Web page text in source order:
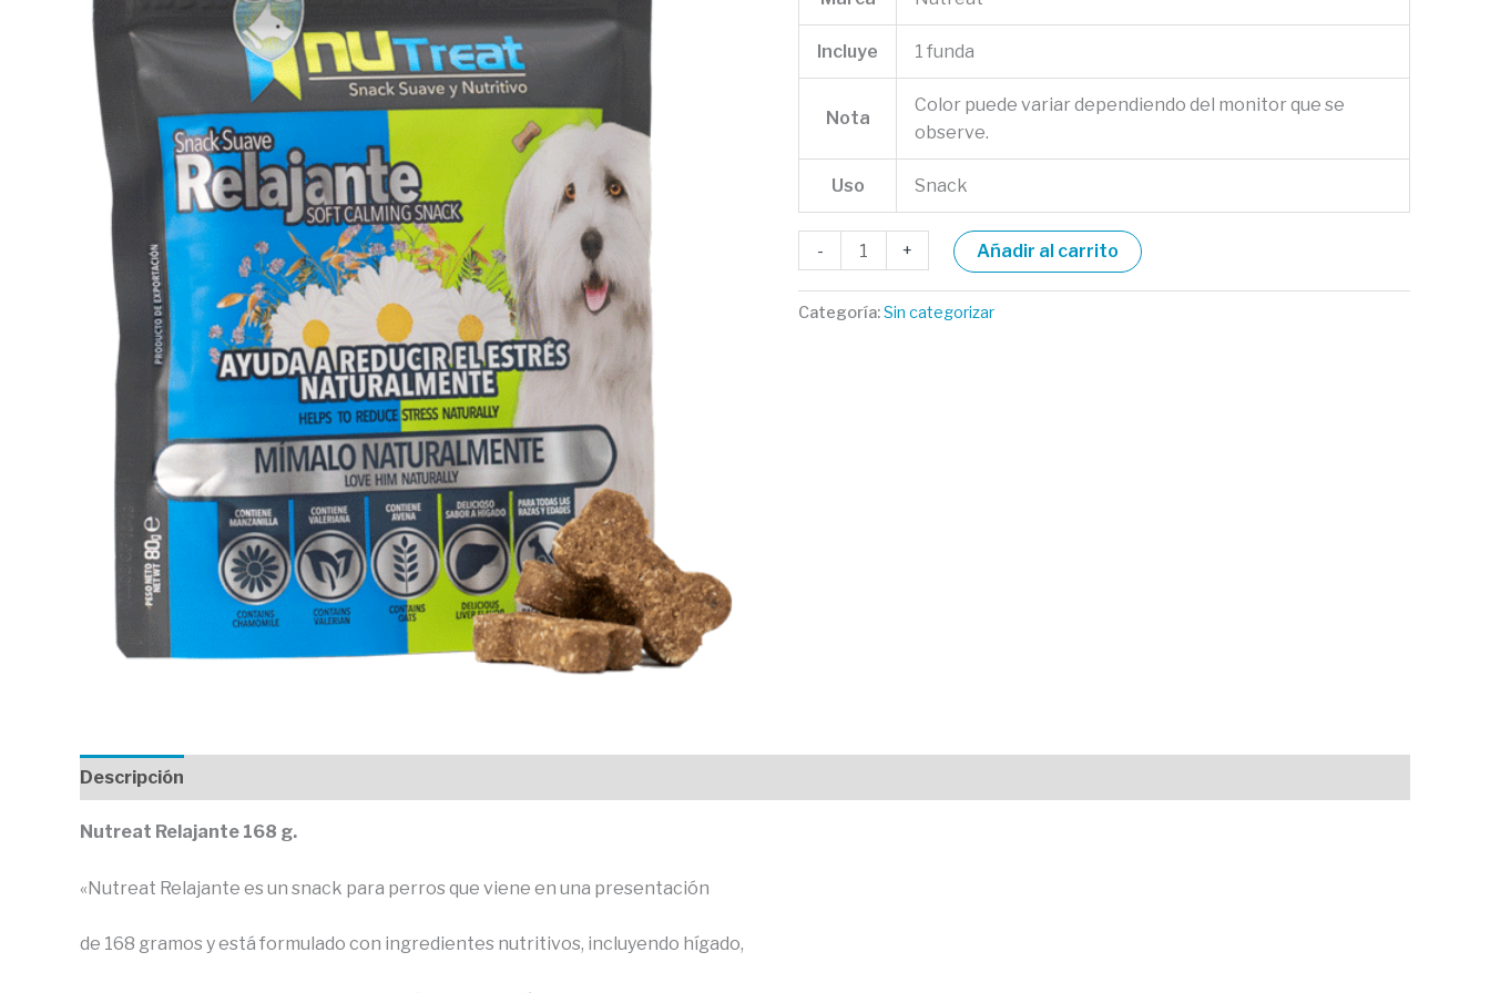
Incluye 1 funda
Nota
Color puede variar dependiendo del monitor que se
observe.
Uso Snack
- + Añadir al carrito
Categoría:Sin categorizar
Descripción
Nutreat Relajante 168 g.
«Nutreat Relajante es un snack para perros que viene en una presentación
de 168 gramos y está formulado con ingredientes nutritivos, incluyendo hígado,